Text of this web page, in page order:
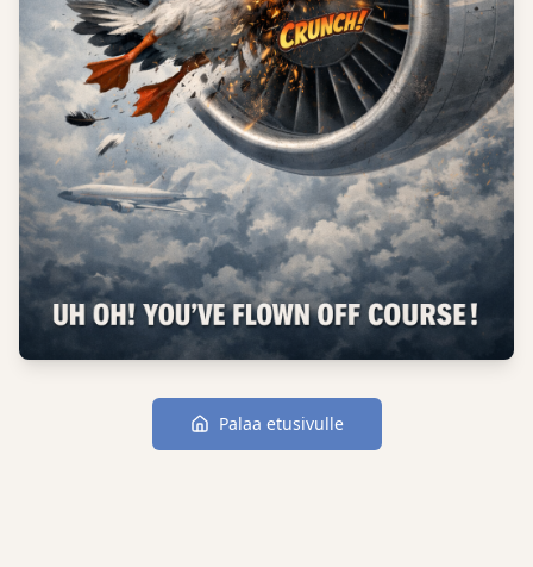
Palaa etusivulle